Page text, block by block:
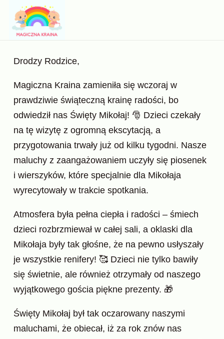
Drodzy Rodzice,
Magiczna Kraina zamieniła się wczoraj w
prawdziwie świąteczną krainę radości, bo
odwiedził nas Święty Mikołaj! 🎅 Dzieci czekały
na tę wizytę z ogromną ekscytacją, a
przygotowania trwały już od kilku tygodni. Nasze
maluchy z zaangażowaniem uczyły się piosenek
i wierszyków, które specjalnie dla Mikołaja
wyrecytowały w trakcie spotkania.
Atmosfera była pełna ciepła i radości – śmiech
dzieci rozbrzmiewał w całej sali, a oklaski dla
Mikołaja były tak głośne, że na pewno usłyszały
je wszystkie renifery! 🥰 Dzieci nie tylko bawiły
się świetnie, ale również otrzymały od naszego
wyjątkowego gościa piękne prezenty. 🎁
Święty Mikołaj był tak oczarowany naszymi
maluchami, że obiecał, iż za rok znów nas